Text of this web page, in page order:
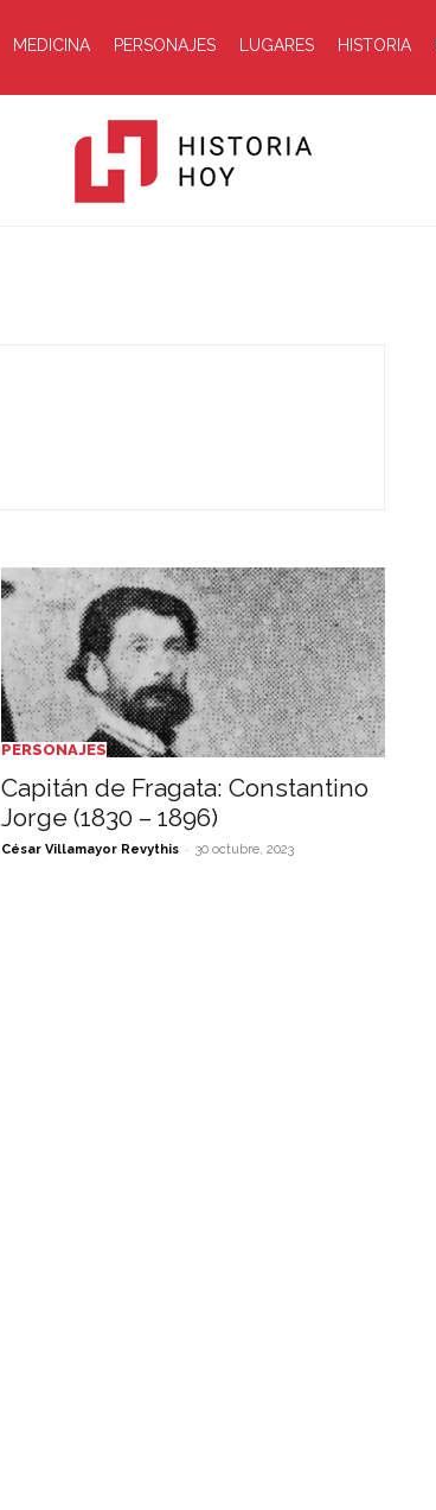
MEDICINA PERSONAJES LUGARES HISTORIA
PERSONAJES
Capitán de Fragata: Constantino
Jorge (1830 – 1896)
César Villamayor Revythis - 30 octubre, 2023